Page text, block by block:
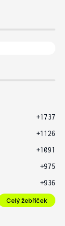
+1737
+1126
+1091
+975
+936
Celý žebříček